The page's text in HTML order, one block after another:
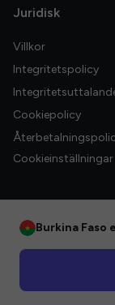
Juridisk
Villkor
Integritetspolicy
Cookiepolicy
Cookieinställningar
Burkina Faso